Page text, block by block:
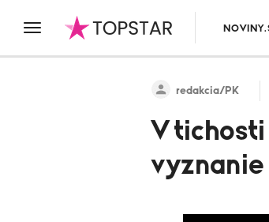
redakcia/PK
V